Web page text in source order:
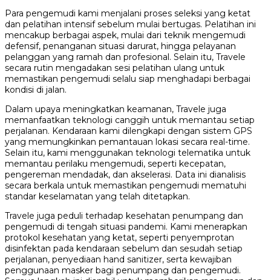
Para pengemudi kami menjalani proses seleksi yang ketat
dan pelatihan intensif sebelum mulai bertugas. Pelatihan ini
mencakup berbagai aspek, mulai dari teknik mengemudi
defensif, penanganan situasi darurat, hingga pelayanan
pelanggan yang ramah dan profesional. Selain itu, Travele
secara rutin mengadakan sesi pelatihan ulang untuk
memastikan pengemudi selalu siap menghadapi berbagai
kondisi di jalan.
Dalam upaya meningkatkan keamanan, Travele juga
memanfaatkan teknologi canggih untuk memantau setiap
perjalanan. Kendaraan kami dilengkapi dengan sistem GPS
yang memungkinkan pemantauan lokasi secara real-time.
Selain itu, kami menggunakan teknologi telematika untuk
memantau perilaku mengemudi, seperti kecepatan,
pengereman mendadak, dan akselerasi. Data ini dianalisis
secara berkala untuk memastikan pengemudi mematuhi
standar keselamatan yang telah ditetapkan.
Travele juga peduli terhadap kesehatan penumpang dan
pengemudi di tengah situasi pandemi. Kami menerapkan
protokol kesehatan yang ketat, seperti penyemprotan
disinfektan pada kendaraan sebelum dan sesudah setiap
perjalanan, penyediaan hand sanitizer, serta kewajiban
penggunaan masker bagi penumpang dan pengemudi.